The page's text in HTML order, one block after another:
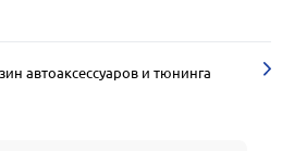
автоаксессуаров и тюнинга